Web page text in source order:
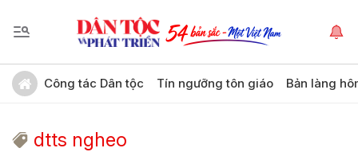
Công tác Dân tộc Tín ngưỡng tôn giáo Bản làng
dtts ngheo